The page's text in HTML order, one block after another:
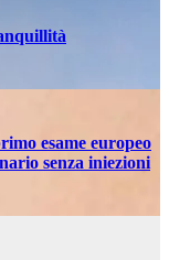
esame europeo
senza iniezioni